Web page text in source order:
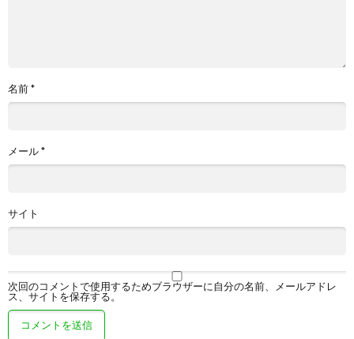
名前*
メール*
サイト
次回のコメントで使用するためブラウザーに自分の名前、メールアドレ
ス、サイトを保存する。